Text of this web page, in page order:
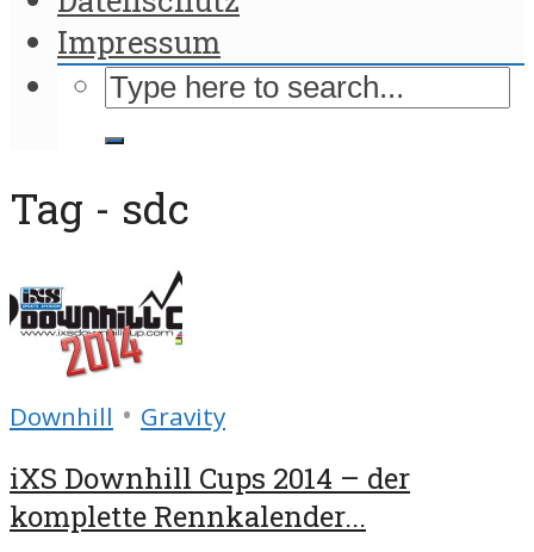
Impressum
Tag - sdc
Downhill • Gravity
iXS Downhill Cups 2014 – der
komplette Rennkalender...